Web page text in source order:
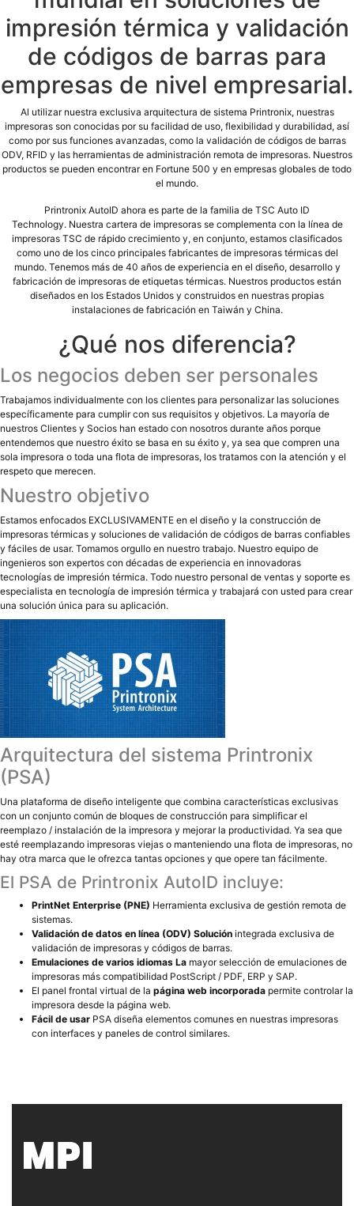
impresión térmica y validación
de códigos de barras para
empresas de nivel empresarial.
Al utilizar nuestra exclusiva arquitectura de sistema Printronix, nuestras
impresoras son conocidas por su facilidad de uso, flexibilidad y durabilidad, así
como por sus funciones avanzadas, como la validación de códigos de barras
ODV, RFID y las herramientas de administración remota de impresoras. Nuestros
productos se pueden encontrar en Fortune 500 y en empresas globales de todo
el mundo.
Printronix AutoID ahora es parte de la familia de TSC Auto ID
Technology. Nuestra cartera de impresoras se complementa con la línea de
impresoras TSC de rápido crecimiento y, en conjunto, estamos clasificados
como uno de los cinco principales fabricantes de impresoras térmicas del
mundo. Tenemos más de 40 años de experiencia en el diseño, desarrollo y
fabricación de impresoras de etiquetas térmicas. Nuestros productos están
diseñados en los Estados Unidos y construidos en nuestras propias
instalaciones de fabricación en Taiwán y China.
¿Qué nos diferencia?
Los negocios deben ser personales
Trabajamos individualmente con los clientes para personalizar las soluciones
específicamente para cumplir con sus requisitos y objetivos. La mayoría de
nuestros Clientes y Socios han estado con nosotros durante años porque
entendemos que nuestro éxito se basa en su éxito y, ya sea que compren una
sola impresora o toda una flota de impresoras, los tratamos con la atención y el
respeto que merecen.
Nuestro objetivo
Estamos enfocados EXCLUSIVAMENTE en el diseño y la construcción de
impresoras térmicas y soluciones de validación de códigos de barras confiables
y fáciles de usar. Tomamos orgullo en nuestro trabajo. Nuestro equipo de
ingenieros son expertos con décadas de experiencia en innovadoras
tecnologías de impresión térmica. Todo nuestro personal de ventas y soporte es
especialista en tecnología de impresión térmica y trabajará con usted para crear
una solución única para su aplicación.
Arquitectura del sistema Printronix
(PSA)
Una plataforma de diseño inteligente que combina características exclusivas
con un conjunto común de bloques de construcción para simplificar el
reemplazo / instalación de la impresora y mejorar la productividad. Ya sea que
esté reemplazando impresoras viejas o manteniendo una flota de impresoras, no
hay otra marca que le ofrezca tantas opciones y que opere tan fácilmente.
El PSA de Printronix AutoID incluye:
PrintNet Enterprise (PNE) Herramienta exclusiva de gestión remota de
sistemas.
Validación de datos en línea (ODV) Solución integrada exclusiva de
validación de impresoras y códigos de barras.
Emulaciones de varios idiomas La mayor selección de emulaciones de
impresoras más compatibilidad PostScript / PDF, ERP y SAP.
El panel frontal virtual de la página web incorporada permite controlar la
impresora desde la página web.
Fácil de usar PSA diseña elementos comunes en nuestras impresoras
con interfaces y paneles de control similares.